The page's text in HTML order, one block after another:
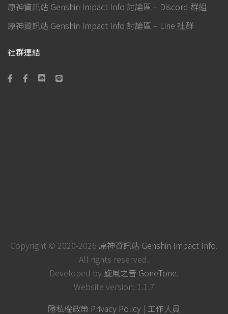
原神資訊站 Genshin Impact Info 討論區 – Discord 群組
原神資訊站 Genshin Impact Info 討論區 – Line 社群
社群連結
Copyright © 2020-2026 原神資訊站 Genshin Impact Info.
All rights reserved.
Developed by 旋風之音 GoneTone.
Website version: 1.1.7
隱私權政策 Privacy Policy | 工作人員